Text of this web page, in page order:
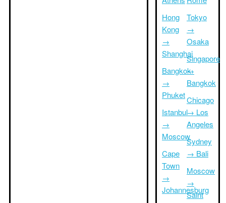
Hong
Kong
→
Shanghai
Bangkok
→
Phuket
Istanbul
→
Moscow
Cape
Town
→
Johannesburg
Tokyo
→
Osaka
Singapore
→
Bangkok
Chicago
→ Los
Angeles
Sydney
→ Bali
Moscow
→
Saint